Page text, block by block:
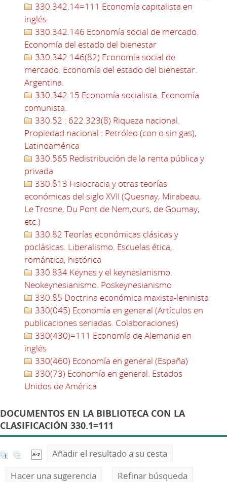
330.342.14=111 Economía capitalista en
inglés
330.342.146 Economía social de mercado.
Economía del estado del bienestar
330.342.146(82) Economía social de
mercado. Economía del estado del bienestar.
Argentina.
330.342.15 Economía socialista. Economía
comunista.
330.52 : 622.323(8) Riqueza nacional.
Propiedad nacional : Petróleo (con o sin gas),
Latinoamérica
330.565 Redistribución de la renta pública y
privada
330.813 Fisiocracia y otras teorías
económicas del siglo XVII (Quesnay, Mirabeau,
Le Trosne, Du Pont de Nem,ours, de Goumay,
etc.)
330.82 Teorías económicas clásicas y
poclásicas. Liberalismo. Escuelas ética,
romántica, histórica
330.834 Keynes y el keynesianismo.
Neokeynesianismo. Poskeynesianismo
330.85 Doctrina económica maxista-leninista
330(045) Economía en general (Artículos en
publicaciones seriadas. Colaboraciones)
330(430)=111 Economía de Alemania en
inglés
330(460) Economía en general (España)
330(73) Economía en general. Estados
Unidos de América
DOCUMENTOS EN LA BIBLIOTECA CON LA
CLASIFICACIÓN 330.1=111
Añadir el resultado a su cesta
Hacer una sugerencia
Refinar búsqueda